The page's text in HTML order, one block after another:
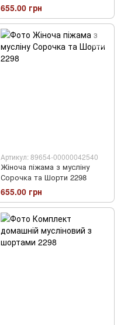
655.00 грн
Артикул: 89654-00000042540
Жіноча піжама з мусліну
Сорочка та Шорти 2298
655.00 грн